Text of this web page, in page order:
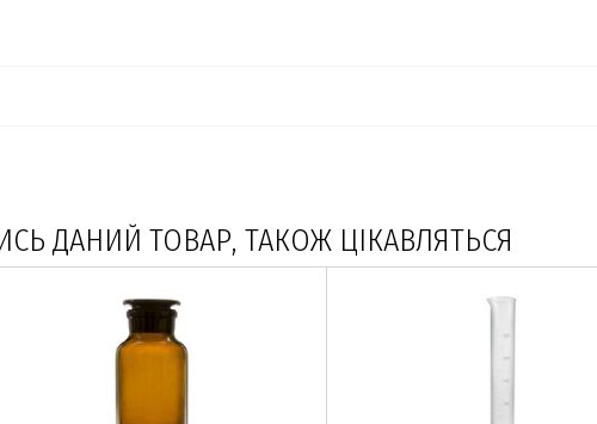
ДАНИЙ ТОВАР, ТАКОЖ ЦІКАВЛЯТЬСЯ